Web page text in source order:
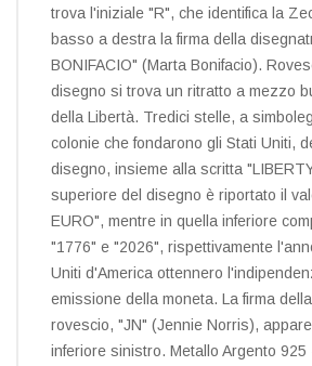
trova l'iniziale "R", che identifica la
basso a destra la firma della
BONIFACIO" (Marta Bonifacio).
disegno si trova un ritratto a mezzo
della Libertà. Tredici stelle, a
colonie che fondarono gli Stati Uniti,
disegno, insieme alla scritta
superiore del disegno è riportato il
EURO", mentre in quella inferiore
"1776" e "2026", rispettivamente
Uniti d'America ottennero
emissione della moneta. La firma
rovescio, "JN" (Jennie Norris),
inferiore sinistro. Metallo Argento 925